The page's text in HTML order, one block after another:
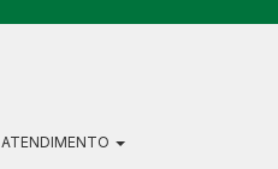
ATENDIMENTO